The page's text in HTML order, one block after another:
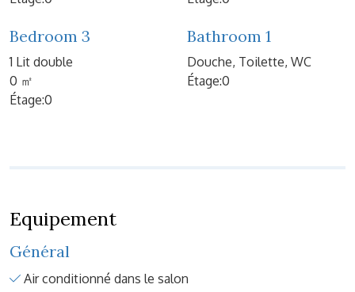
Bedroom 3
1 Lit double
0 ㎡
Étage:0
Bathroom 1
Douche, Toilette, WC
Étage:0
Equipement
Général
Air conditionné dans le salon